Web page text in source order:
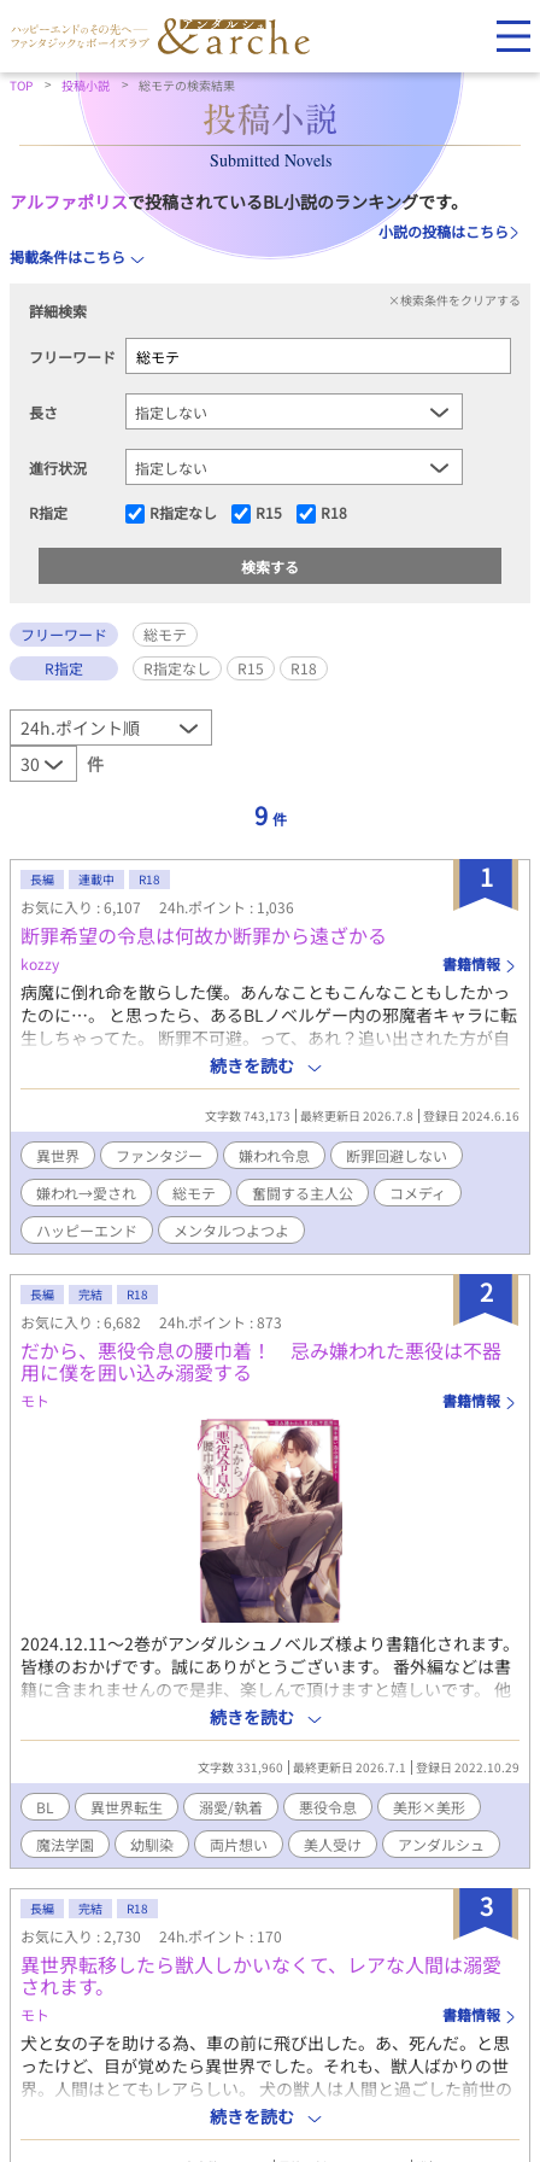
TOP 投稿小説 総モテの検索結果
Submitted Novels
アルファポリスで投稿されているBL小説のランキングです。
小説の投稿はこちら
掲載条件はこちら
詳細検索
×検索条件をクリアする
フリーワード
長さ
進行状況
R指定 R指定なし R15 R18
フリーワード
総モテ
R指定
R指定なし R15 R18
件
9 件
1
長編 連載中 R18
お気に入り : 6,107 24h.ポイント : 1,036
断罪希望の令息は何故か断罪から遠ざかる
kozzy 書籍情報
病魔に倒れ命を散らした僕。あんなこともこんなこともしたかっ
たのに…。 と思ったら、あるBLノベルゲー内の邪魔者キャラに転
生しちゃってた。 断罪不可避。って、あれ？追い出された方が自
由…だと？ よーし！あのキャラにもこのキャラにも嫌われて、頑
張って一日も早く断罪されるぞ！ と思ったのに上手くいかないの
は…何故？ すこしおバカなシャノンの断罪希望奮闘記。 いつもの
ごとくR18は保険です。 『チートな転生農家の息子は悪の公爵を
溺愛する』書籍化となりました。 7.10発売予定です。 お手に取っ
て頂けたらとっても嬉しいです(｡>ㅅ<)✩⡱
続きを読む
文字数 743,173 最終更新日 2026.7.8 登録日 2024.6.16
異世界 ファンタジー 嫌われ令息
断罪回避しない
嫌われ→愛され
総モテ 奮闘する主人公
コメディ
ハッピーエンド
メンタルつよつよ
2
長編 完結 R18
お気に入り : 6,682 24h.ポイント : 873
だから、悪役令息の腰巾着！ 忌み嫌われた悪役は不器
用に僕を囲い込み溺愛する
モト 書籍情報
2024.12.11～2巻がアンダルシュノベルズ様より書籍化されます。
皆様のおかげです。誠にありがとうございます。 番外編などは書
籍に含まれませんので是非、楽しんで頂けますと嬉しいです。 他
の番外編も少しずつアップしたいと思っております。 ◇ストーリ
ー◇ 孤高の悪役令息×ＢＬ漫画の総受け主人公に転生した美人 姉
が書いたＢＬ漫画の総モテ主人公に転生したフランは、総モテフ
ラグを折る為に、悪役令息サモンに取り入ろうとする。しかしサ
モンは誰にも心を許さない一匹狼。周囲の人から怖がられ悪鬼と
呼ばれる存在。 そんなサモンに寄り添い、フランはサモンの悪役
フラグも折ろうと決意する──。 互いに信頼関係を築いて、サモ
ンの腰巾着となったフランだが、ある変化が……。どんどんサモ
ンが過保護になって──！？ ・書籍化部分では、web未公開その
後の番外編＊がございます。 総受け設定のキャラだというだけ
で、総受けではありません。CPは固定。 自分好みに育っちゃった
悪役とのラブコメになります。
続きを読む
文字数 331,960 最終更新日 2026.7.1 登録日 2022.10.29
BL 異世界転生 溺愛/執着 悪役令息
美形×美形
魔法学園
幼馴染 両片想い 美人受け アンダルシュ
3
長編 完結 R18
お気に入り : 2,730 24h.ポイント : 170
異世界転移したら獣人しかいなくて、レアな人間は溺愛
されます。
モト 書籍情報
犬と女の子を助ける為、車の前に飛び出した。あ、死んだ。と思
ったけど、目が覚めたら異世界でした。それも、獣人ばかりの世
界。人間はとてもレアらしい。 犬の獣人は人間と過ごした前世の
記憶を持つ者が多くて、人間だとバレたら(貞操が)ヤバいそうで
す。 俺、この世界で上手くやっていけるか心配だな。 人間だとバ
レないように顔を隠して頑張って生きていきます！ 総モテです
続きを読む